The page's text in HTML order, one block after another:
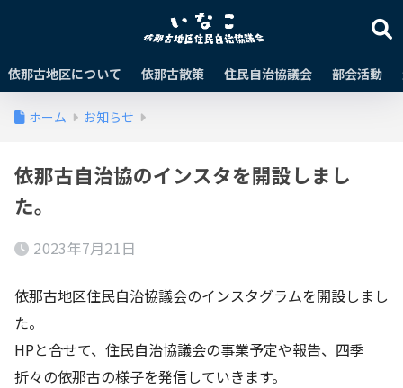
依那古地区について 依那古散策 住民自治協議会 部会活動
ホーム お知らせ
依那古自治協のインスタを開設しまし
た。
2023年7月21日
依那古地区住民自治協議会のインスタグラムを開設しまし
た。
HPと合せて、住民自治協議会の事業予定や報告、四季
折々の依那古の様子を発信していきます。